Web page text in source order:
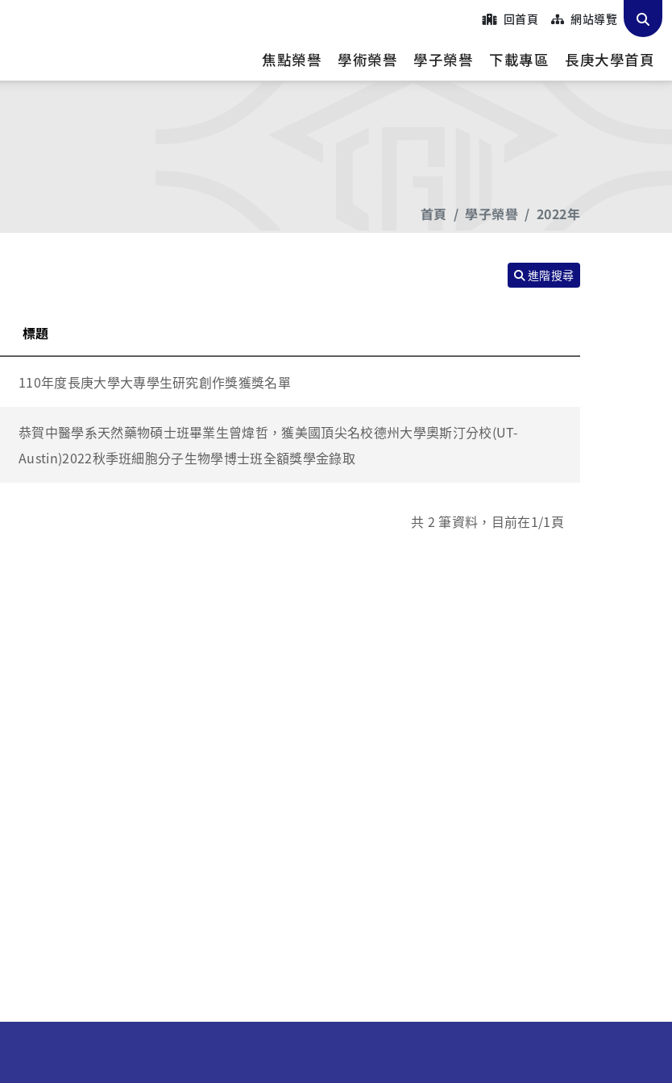
回首頁 網站導覽
焦點榮譽 學術榮譽 學子榮譽 下載專區 長庚大學首頁
首頁 學子榮譽 2022年
進階搜尋
標題
110年度長庚大學大專學生研究創作獎獲獎名單
恭賀中醫學系天然藥物碩士班畢業生曾煒哲，獲美國頂尖名校德州大學奧斯汀分校(UT-
Austin)2022秋季班細胞分子生物學博士班全額獎學金錄取
共2 筆資料，目前在1/1頁